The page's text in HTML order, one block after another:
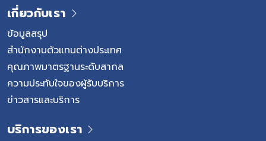
เกี่ยวกับเรา
ข้อมูลสรุป
สำนักงานตัวแทนต่างประเทศ
คุณภาพมาตรฐานระดับสากล
ความประทับใจของผู้รับบริการ
ข่าวสารและบริการ
บริการของเรา